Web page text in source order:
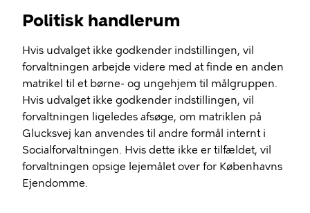
Politisk handlerum
Hvis udvalget ikke godkender indstillingen, vil
forvaltningen arbejde videre med at finde en anden
matrikel til et børne- og ungehjem til målgruppen.
Hvis udvalget ikke godkender indstillingen, vil
forvaltningen ligeledes afsøge, om matriklen på
Glucksvej kan anvendes til andre formål internt i
Socialforvaltningen. Hvis dette ikke er tilfældet, vil
forvaltningen opsige lejemålet over for Københavns
Ejendomme.